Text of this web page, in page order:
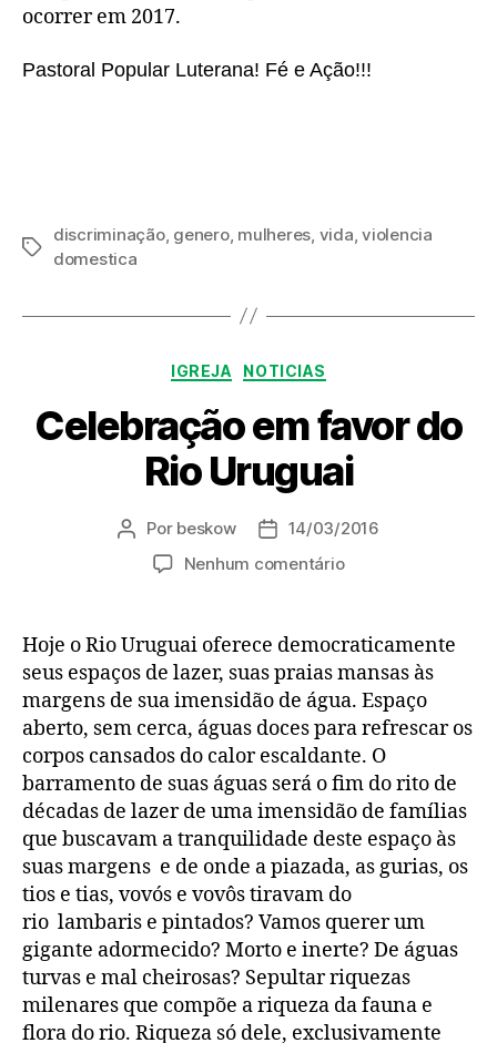
ocorrer em 2017.
Pastoral Popular Luterana! Fé e Ação!!!
Tags
discriminação, genero, mulheres vida ,violencia
domestica
Categorias
IGREJA NOTICIAS
Celebração em favor do
Rio Uruguai
Autor
post
Por beskow
Data14/03/2016
Nenhum comentárioem
favor
Rio
Uruguai
Hoje o Rio Uruguai oferece democraticamente
seus espaços de lazer, suas praias mansas às
margens de sua imensidão de água. Espaço
aberto, sem cerca, águas doces para refrescar os
corpos cansados do calor escaldante. O
barramento de suas águas será o fim do rito de
décadas de lazer de uma imensidão de famílias
que buscavam a tranquilidade deste espaço às
suas margens e de onde a piazada, as gurias, os
tios e tias, vovós e vovôs tiravam do
rio lambaris e pintados? Vamos querer um
gigante adormecido? Morto e inerte? De águas
turvas e mal cheirosas? Sepultar riquezas
milenares que compõe a riqueza da fauna e
flora do rio. Riqueza só dele, exclusivamente